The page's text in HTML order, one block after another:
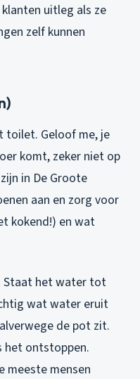
uitleg als ze
zelf kunnen
toilet. Geloof me, je
komt, zeker niet op
in De Groote
aan en zorg voor
kokend!) en wat
Staat het water tot
wat water eruit
de pot zit.
het ontstoppen.
meeste mensen